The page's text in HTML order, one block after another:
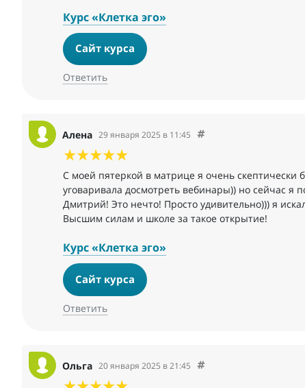
любовью друг к другу — это мечта.
Благодарю, Друзья, за любовь, дружбу,
Особенно благодарю, за волшебный пендель,
счастливая мать и жена, счастливая бабушка,
Но нет предела совершенству и пока мы живы,
Курс «Клетка эго»
Сайт курса
Ответить
Алена 29 января 2025 в 11:45
С моей пятеркой в матрице я очень скептически
уговаривала досмотреть вебинары)) но сейчас
Дмитрий! Это нечто! Просто удивительно))) я
Высшим силам и школе за такое открытие!
Курс «Клетка эго»
Сайт курса
Ответить
Ольга 20 января 2025 в 21:45